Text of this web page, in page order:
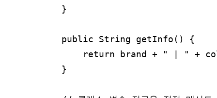
    }
    public String getInfo() {
return brand + " | " +
    }